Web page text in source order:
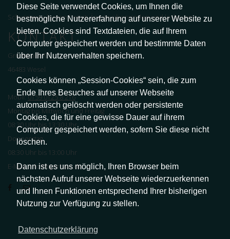
Diese Seite verwendet Cookies, um Ihnen die
bestmögliche Nutzererfahrung auf unserer Website zu
bieten. Cookies sind Textdateien, die auf Ihrem
Computer gespeichert werden und bestimmte Daten
über Ihr Nutzerverhalten speichern.
Cookies können „Session-Cookies“ sein, die zum
Ende Ihres Besuches auf unserer Webseite
automatisch gelöscht werden oder persistente
Cookies, die für eine gewisse Dauer auf ihrem
Computer gespeichert werden, sofern Sie diese nicht
löschen.
Dann ist es uns möglich, Ihren Browser beim
nächsten Aufruf unserer Webseite wiederzuerkennen
und Ihnen Funktionen entsprechend Ihrer bisherigen
Nutzung zur Verfügung zu stellen.
Datenschutzerklärung
Schwimmen lernen heisst: Ängste überwinden und loslassen!
KONTAKT
Grünstraße 97
46483 Wesel
Mobil:0159 0125 8 216
Montag bis Mittwoch und Freitag
08:30 Uhr bis 13:30 Uhr
Donnerstag
08:30 Uhr bis 13:00 Uhr
E-Mail: info@tigerhaie.de